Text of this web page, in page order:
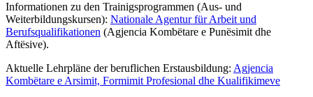
Informationen zu den Trainigsprogrammen (Aus- und
Weiterbildungskursen): Nationale Agentur für Arbeit und
Berufsqualifikationen (Agjencia Kombëtare e Punësimit dhe
Aftësive).
Aktuelle Lehrpläne der beruflichen Erstausbildung: Agjencia
Kombëtare e Arsimit, Formimit Profesional dhe Kualifikimeve